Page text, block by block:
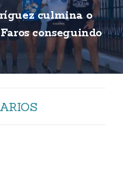
culmina o
conseguindo